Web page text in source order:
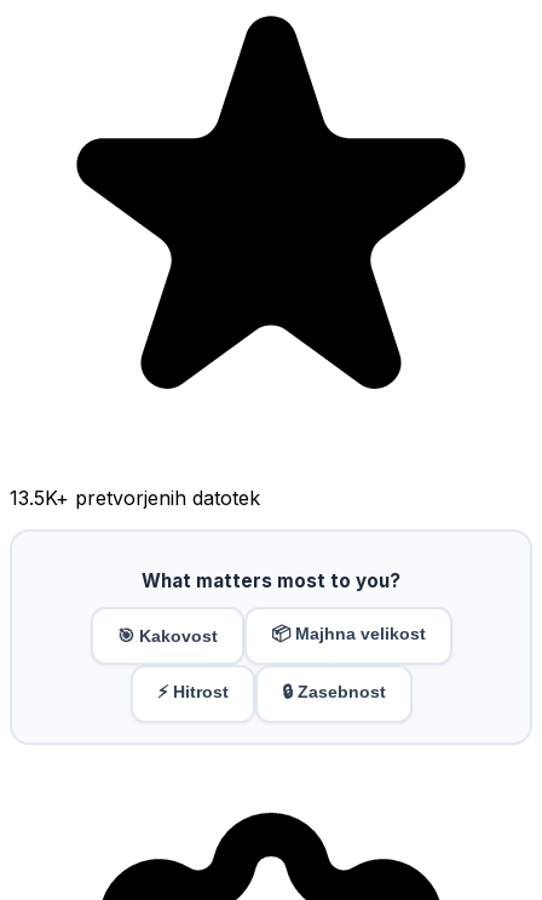
13.5K+ pretvorjenih datotek
What matters most to you?
🎯 Kakovost 📦 Majhna velikost
⚡ Hitrost 🔒 Zasebnost